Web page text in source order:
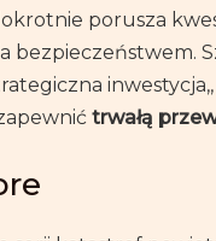
porusza
trwałą